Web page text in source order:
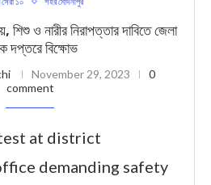
ও নারীর নিরাপত্তার দাবিতে জেলা
দপ্তরে বিক্ষোভ
November 29, 2023
0
comment
at district
demanding safety